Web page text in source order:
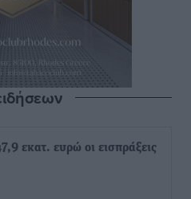
εκατ. ευρώ οι εισπράξεις